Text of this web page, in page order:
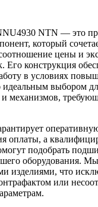
NTN — это
который
цены и
Его конструкция
в условиях
идеальным выбором
и механизмов,
оплаты, а
подобрать
оборудования. Мы
изделиями, что
или